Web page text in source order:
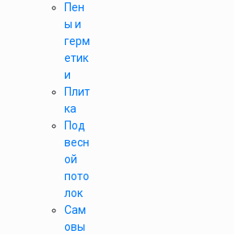
Пен
ы и
герм
етик
и
Плит
ка
Под
весн
ой
пото
лок
Сам
овы